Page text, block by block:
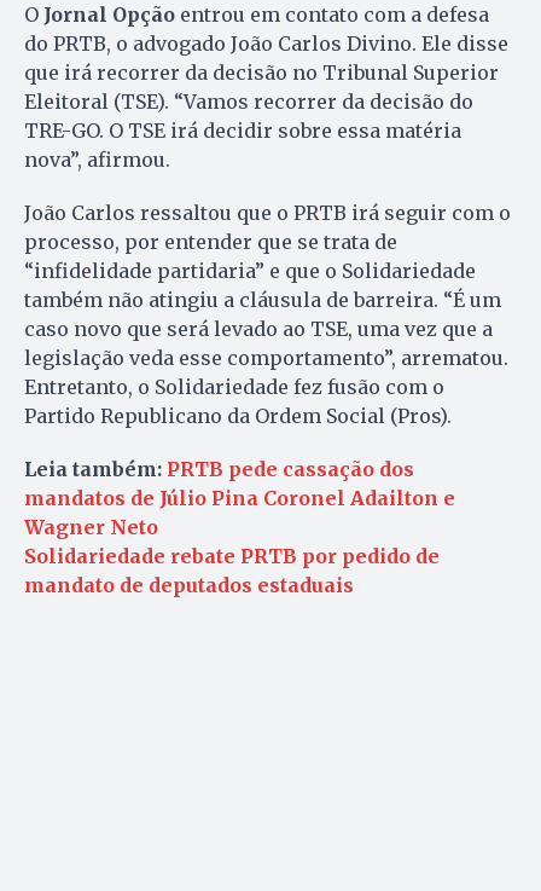
O Jornal Opção entrou em contato com a defesa
do PRTB, o advogado João Carlos Divino. Ele disse
que irá recorrer da decisão no Tribunal Superior
Eleitoral (TSE). “Vamos recorrer da decisão do
TRE-GO. O TSE irá decidir sobre essa matéria
nova”, afirmou.
João Carlos ressaltou que o PRTB irá seguir com o
processo, por entender que se trata de
“infidelidade partidaria” e que o Solidariedade
também não atingiu a cláusula de barreira. “É um
caso novo que será levado ao TSE, uma vez que a
legislação veda esse comportamento”, arrematou.
Entretanto, o Solidariedade fez fusão com o
Partido Republicano da Ordem Social (Pros).
Leia também: PRTB pede cassação dos
mandatos de Júlio Pina Coronel Adailton e
Wagner Neto
Solidariedade rebate PRTB por pedido de
mandato de deputados estaduais